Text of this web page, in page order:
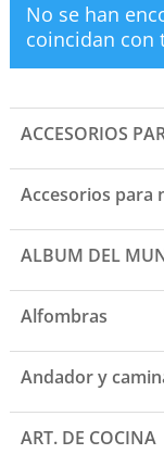
No se han
coincidan con
ACCESORIOS
Accesorios para
ALBUM DEL
Alfombras
Andador y
ART. DE COCINA